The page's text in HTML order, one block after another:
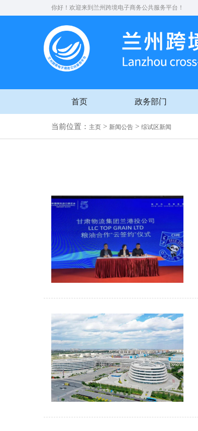
你好！欢迎来到兰州跨境电子商务公共服务平台！
首页 政务部门
当前位置： 主页 > 新闻公告 > 综试区新闻